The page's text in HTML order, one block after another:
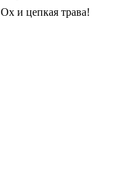
Ох и цепкая трава!